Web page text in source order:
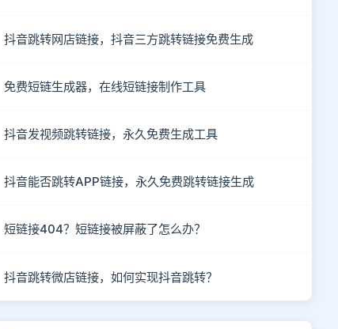
抖音跳转网店链接，抖音三方跳转链接免费生成
免费短链生成器，在线短链接制作工具
抖音发视频跳转链接，永久免费生成工具
抖音能否跳转APP链接，永久免费跳转链接生成
短链接404？短链接被屏蔽了怎么办？
抖音跳转微店链接，如何实现抖音跳转？